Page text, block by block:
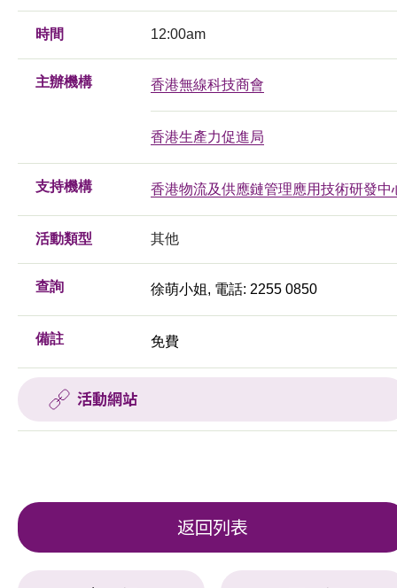
時間 12:00am
主辦機構 香港無線科技商會
香港生產力促進局
支持機構 香港物流及供應鏈管理應用技術研發中
活動類型 其他
查詢 徐萌小姐, 電話: 2255 0850
備註 免費
活動網站
返回列表